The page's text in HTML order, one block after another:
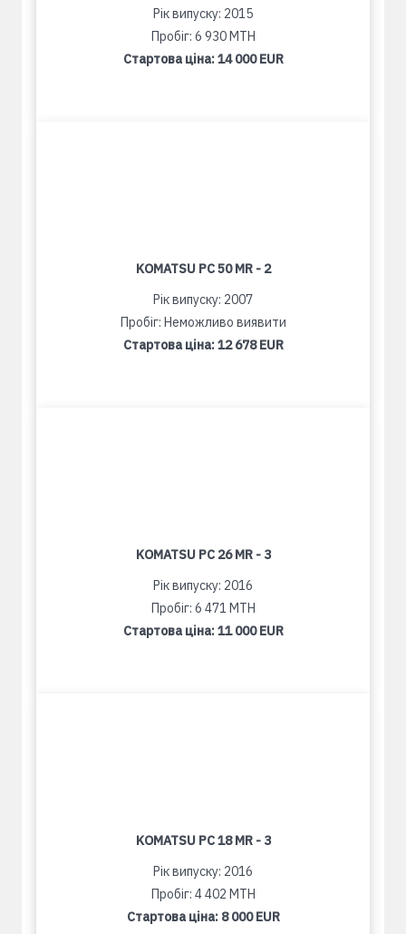
Рік випуску: 2015
Пробіг: 6 930 MTH
Стартова ціна:14 000 EUR
KOMATSU PC 50 MR - 2
Рік випуску: 2007
Пробіг: Неможливо виявити
Стартова ціна:12 678 EUR
KOMATSU PC 26 MR - 3
Рік випуску: 2016
Пробіг: 6 471 MTH
Стартова ціна:11 000 EUR
KOMATSU PC 18 MR - 3
Рік випуску: 2016
Пробіг: 4 402 MTH
Стартова ціна: 8 000 EUR